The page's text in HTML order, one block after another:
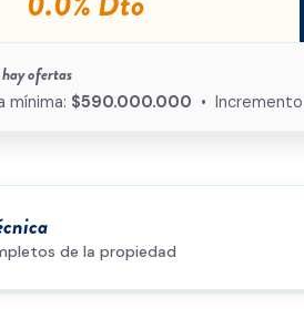
ofertas
mínima: $590.000.000 •
de la propiedad